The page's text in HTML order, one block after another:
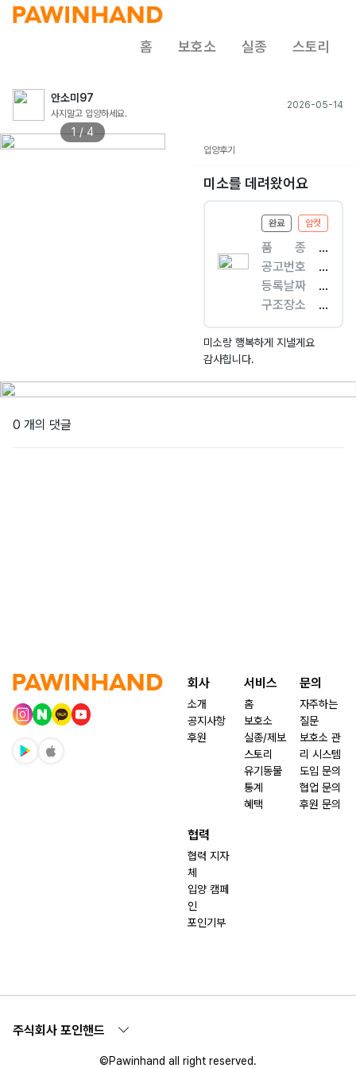
홈 보호소 실종 스토리
안소미97
사지말고 입양하세요.
2026-05-14
1 / 4
입양후기
미소를 데려왔어요
완료 암컷
품ㅤㅤ종
[
고
양
이
]
고
양
공고번호
인
천
-
중
2
0
등록날짜
2
0
2
5.
0
구조장소
중
구
로
1
미소랑 행복하게 지낼게요
감사힙니다.
0 개의 댓글
회사
소개
공지사항
후원
서비스
홈
보호소
실종/제보
스토리
유기동물
통계
혜택
문의
자주하는
질문
보호소 관
리 시스템
도입 문의
협업 문의
후원 문의
협력
협력 지자
체
입양 캠페
인
포인기부
주식회사 포인핸드
©Pawinhand all right reserved.